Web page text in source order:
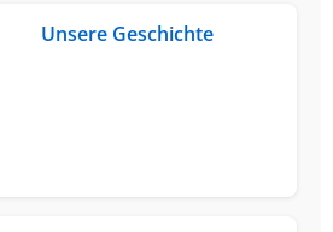
Unsere Geschichte